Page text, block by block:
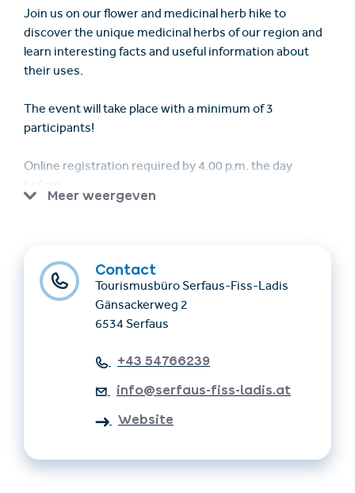
Contact
Tourismusbüro Serfaus-Fiss-Ladis
Gänsackerweg 2
6534 Serfaus
+43 54766239
info@serfaus-fiss-ladis.at
Website
Join us on our flower and medicinal herb hike to
discover the unique medicinal herbs of our region and
learn interesting facts and useful information about
their uses.
The event will take place with a minimum of 3
participants!
Online registration required by 4.00 p.m. the day
Requirements: Participation is only possible with an SFL
Guest Card or Super. Summer. Card.
Payment: please pay on site in cash
shoes
Meer weergeven